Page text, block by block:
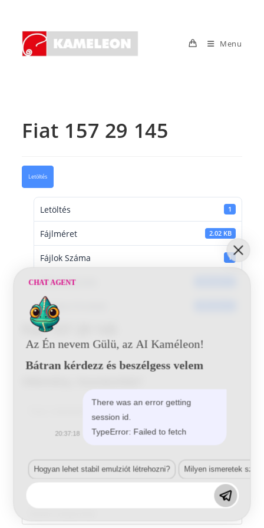
content
Menu
Fiat 157 29 145
Letöltés
Letöltés 1
Fájlméret 2.02 KB
Fájlok Száma 1
Dátumkészítés
Utoljára frissített
Fiat 157 29 145
Enter
your
CHAT AGENT
Az Én nevem Gülü, az AI Kaméleon!
Bátran kérdezz és beszélgess velem
There was an error getting
session id.
TypeError: Failed to fetch
20:37:18
Hogyan lehet stabil emulziót létrehozni? Milyen ismeretek